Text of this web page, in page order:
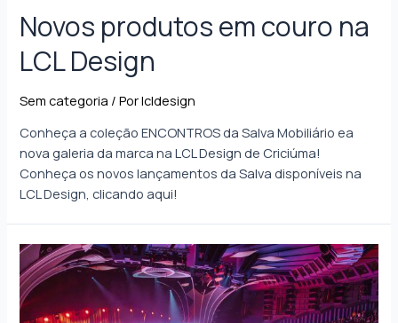
Novos produtos em couro na
LCL Design
Sem categoria / Porlcldesign
Conheça a coleção ENCONTROS da Salva Mobiliário ea
nova galeria da marca na LCL Design de Criciúma!
Conheça os novos lançamentos da Salva disponíveis na
LCL Design, clicando aqui!